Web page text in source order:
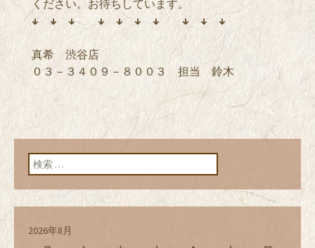
ください。お待ちしています。
↓ ↓ ↓ ↓ ↓ ↓ ↓ ↓ ↓ ↓
真希 渋谷店
０３－３４０９－８００３ 担当 鈴木
検索:
2026年8月